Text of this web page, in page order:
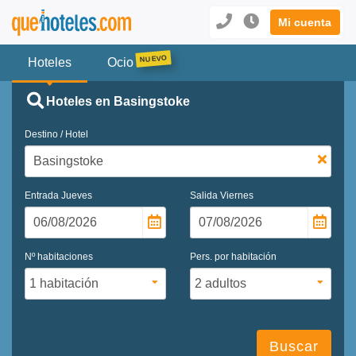
Mi cuenta
Hoteles Ocio
Hoteles en Basingstoke
Destino / Hotel
Entrada Jueves Salida Viernes
Nº habitaciones Pers. por habitación
Buscar